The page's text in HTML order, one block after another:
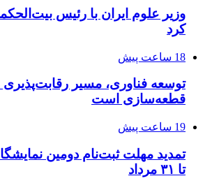
وزیر علوم ایران با رئیس
کرد
18 ساعت پیش
توسعه فناوری، مسیر
قطعه‌سازی است
19 ساعت پیش
تا ۳۱ مرداد